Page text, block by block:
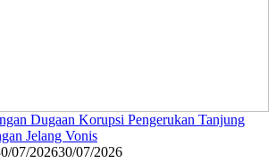
Dugaan Korupsi Pengerukan Tanjung
Jelang Vonis
07/202630/07/2026